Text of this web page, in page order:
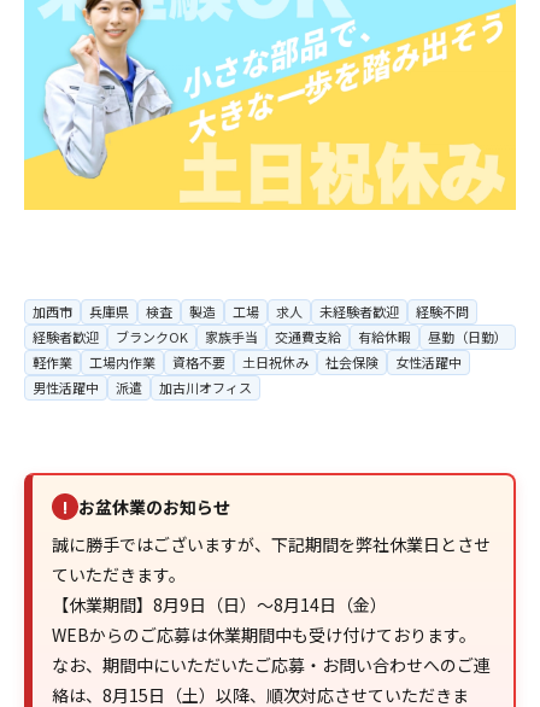
加西市 兵庫県 検査 製造 工場 求人 未経験者歓迎
経験不問
経験者歓迎
ブランクOK 家族手当 交通費支給 有給休暇
昼勤（日勤）
軽作業
工場内作業 資格不要 土日祝休み 社会保険
女性活躍中
男性活躍中
派遣 加古川オフィス
! お盆休業のお知らせ
誠に勝手ではございますが、下記期間を弊社休業日とさせ
ていただきます。
【休業期間】8月9日（日）～8月14日（金）
WEBからのご応募は休業期間中も受け付けております。
なお、期間中にいただいたご応募・お問い合わせへのご連
絡は、8月15日（土）以降、順次対応させていただきま